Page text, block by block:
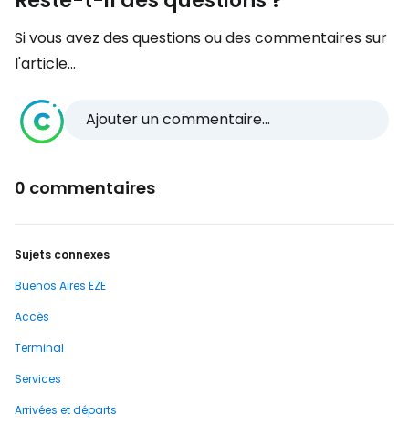
Si vous avez des questions ou des commentaires sur
l'article...
Ajouter un commentaire...
0 commentaires
Sujets connexes
Buenos Aires EZE
Accès
Terminal
Services
Arrivées et départs